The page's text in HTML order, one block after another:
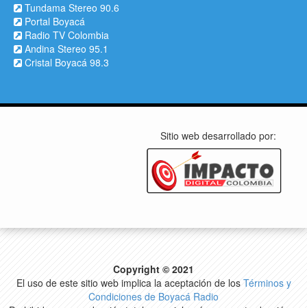
Tundama Stereo 90.6
Portal Boyacá
Radio TV Colombia
Andina Stereo 95.1
Cristal Boyacá 98.3
Sitio web desarrollado por:
Copyright © 2021
El uso de este sitio web implica la aceptación de los Términos y
Condiciones de Boyacá Radio